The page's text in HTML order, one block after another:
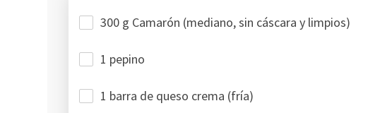
300 g Camarón (mediano, sin cáscara y limpios)
1 pepino
1 barra de queso crema (fría)